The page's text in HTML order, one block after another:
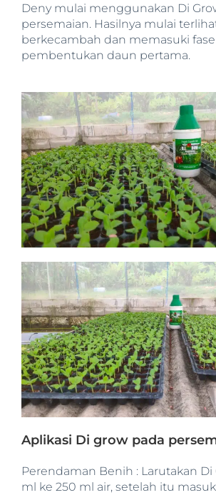
Deny mulai menggunakan Di
persemaian. Hasilnya mulai
berkecambah dan memasuki fase
pembentukan daun pertama.
Aplikasi Di grow pada
Perendaman Benih : Larutakan Di
ml ke 250 ml air, setelah itu